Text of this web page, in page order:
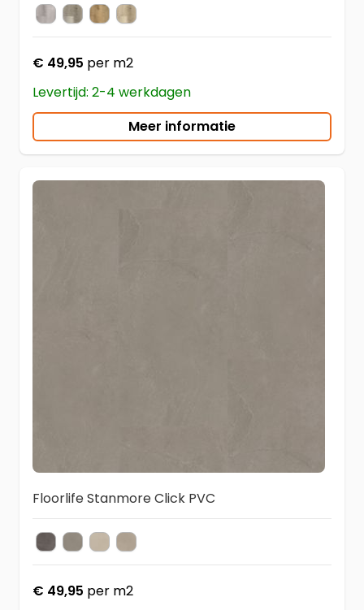
Kleur
Light Grey
SmokyDark Oak
Light Oak
€ 49,95 per m2
Levertijd: 2-4 werkdagen
Meer informatie
Floorlife Stanmore Click PVC
KleurDark GreyWarm Grey
Beige Warm Beige
€ 49,95 per m2